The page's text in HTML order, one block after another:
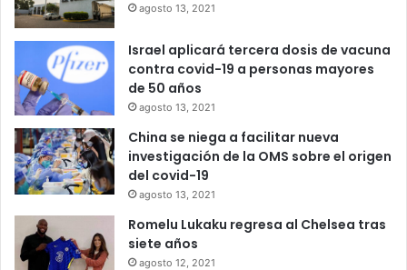
agosto 13, 2021
Israel aplicará tercera dosis de vacuna
contra covid-19 a personas mayores
de 50 años
agosto 13, 2021
China se niega a facilitar nueva
investigación de la OMS sobre el origen
del covid-19
agosto 13, 2021
Romelu Lukaku regresa al Chelsea tras
siete años
agosto 12, 2021